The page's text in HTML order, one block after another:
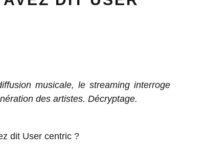
musicale, le streaming interroge
des artistes. Décryptage.
dit User centric ?